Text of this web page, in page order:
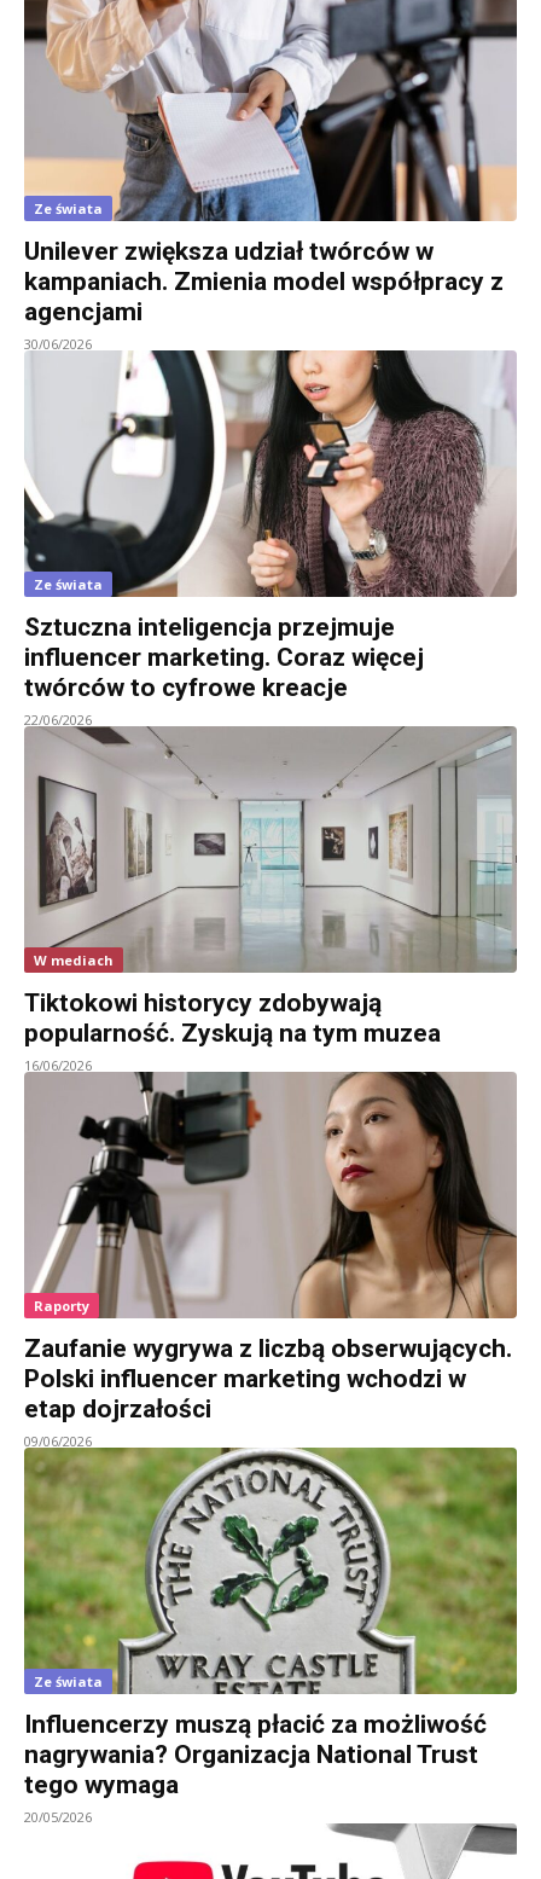
Ze świata
Unilever zwiększa udział twórców w
kampaniach. Zmienia model współpracy z
agencjami
30/06/2026
Ze świata
Sztuczna inteligencja przejmuje
influencer marketing. Coraz więcej
twórców to cyfrowe kreacje
22/06/2026
W mediach
Tiktokowi historycy zdobywają
popularność. Zyskują na tym muzea
16/06/2026
Raporty
Zaufanie wygrywa z liczbą obserwujących.
Polski influencer marketing wchodzi w
etap dojrzałości
09/06/2026
Ze świata
Influencerzy muszą płacić za możliwość
nagrywania? Organizacja National Trust
tego wymaga
20/05/2026